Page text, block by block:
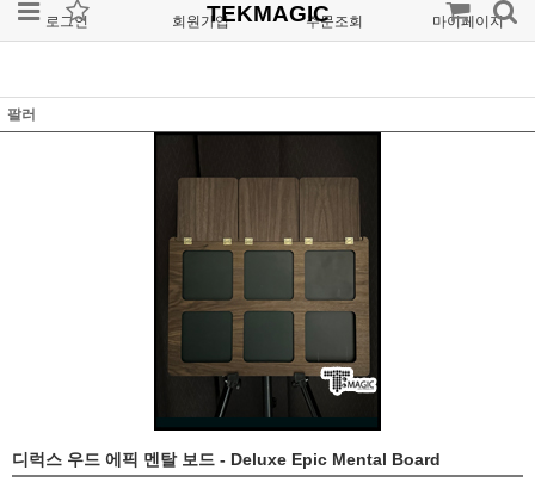
로그인 회원가입 주문조회 마이페이지
TEKMAGIC
팔러
디럭스 우드 에픽 멘탈 보드 - Deluxe Epic Mental Board